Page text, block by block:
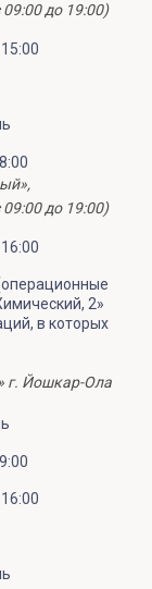
до 19:00)
до 19:00)
2»
в которых
г. Йошкар-Ола